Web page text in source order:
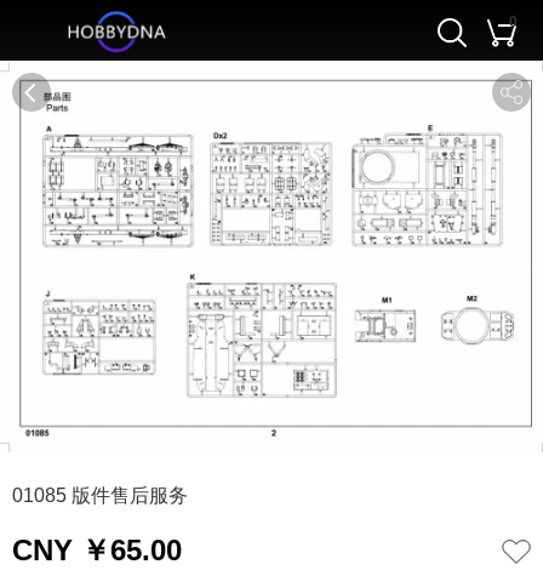
0
01085 版件售后服务
CNY ￥65.00